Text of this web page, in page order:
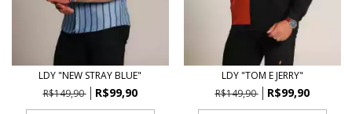
LDY "NEW STRAY BLUE"
R$149,90
R$99,90
LDY "TOM E JERRY"
R$149,90
R$99,90